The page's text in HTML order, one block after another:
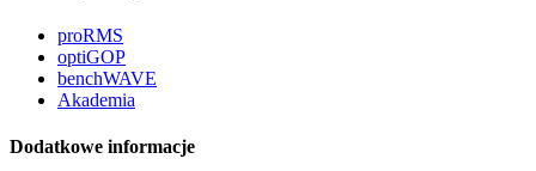
proRMS
optiGOP
benchWAVE
Akademia
Dodatkowe informacje